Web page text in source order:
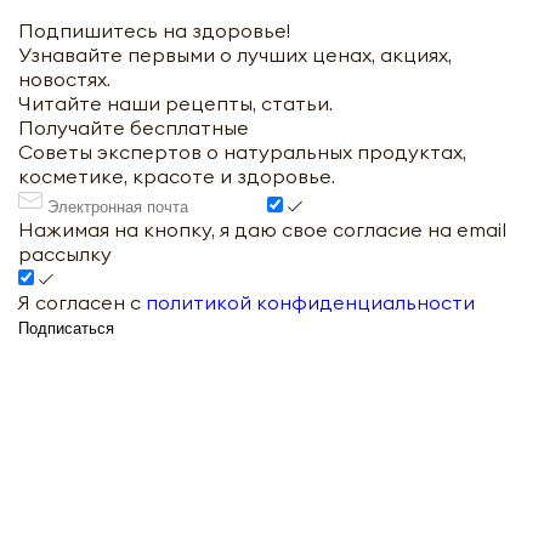
Подпишитесь на здоровье!
Узнавайте первыми о лучших ценах, акциях,
новостях.
Читайте наши рецепты, статьи.
Получайте бесплатные
Советы экспертов о натуральных продуктах,
косметике, красоте и здоровье.
Нажимая на кнопку, я даю свое согласие на email
рассылку
Я согласен с политикой конфиденциальности
Подписаться